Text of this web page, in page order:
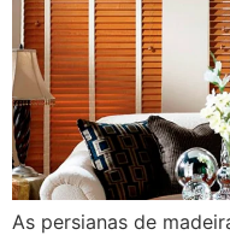
As persianas de